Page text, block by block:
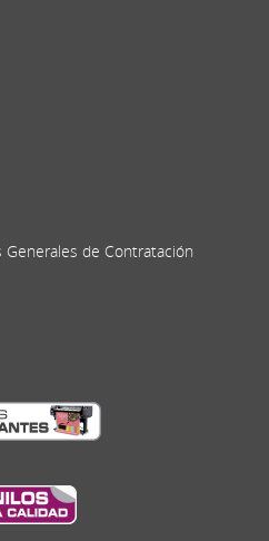
Generales de Contratación